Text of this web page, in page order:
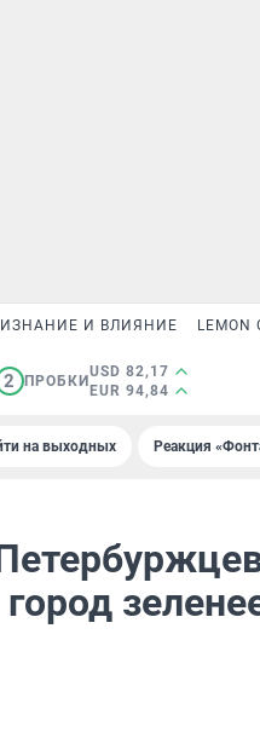
И ВЛИЯНИЕ LEMON
2 ПРОБКИ
USD 82,17
EUR 94,84
на выходных Реакция